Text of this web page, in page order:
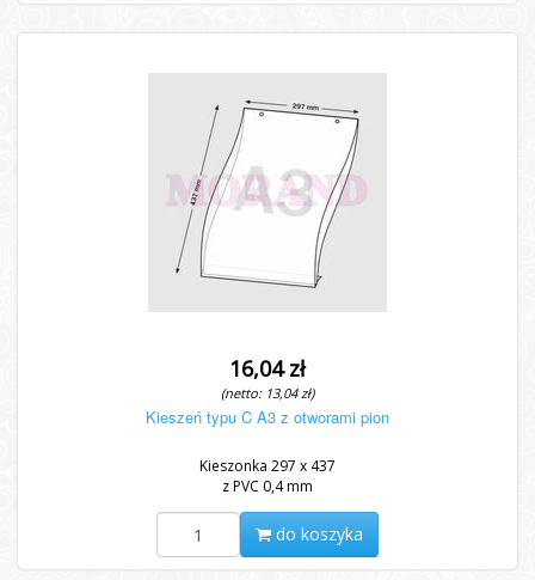
16,04 zł
(netto: 13,04 zł)
Kieszeń typu C A3 z otworami pion
Kieszonka 297 x 437
z PVC 0,4 mm
do koszyka